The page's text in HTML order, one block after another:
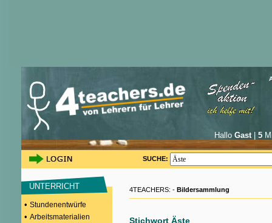
Hallo Gast| 5
SUCHE:
UNTERRICHT
• Stundenentwürfe
• Arbeitsmaterialien
4TEACHERS: - Bildersammlung
Stichwort Äste